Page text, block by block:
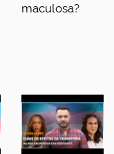
maculosa?